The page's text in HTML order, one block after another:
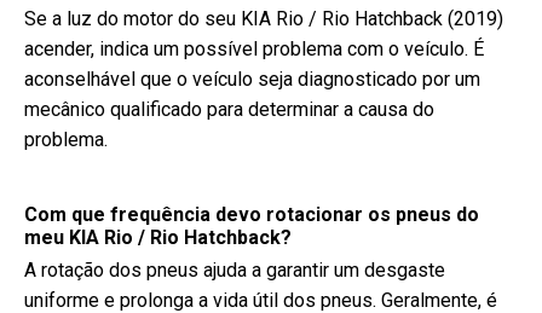
Se a luz do motor do seu KIA Rio / Rio Hatchback (2019)
acender, indica um possível problema com o veículo. É
aconselhável que o veículo seja diagnosticado por um
mecânico qualificado para determinar a causa do
problema.
Com que frequência devo rotacionar os pneus do
meu KIA Rio / Rio Hatchback?
A rotação dos pneus ajuda a garantir um desgaste
uniforme e prolonga a vida útil dos pneus. Geralmente, é